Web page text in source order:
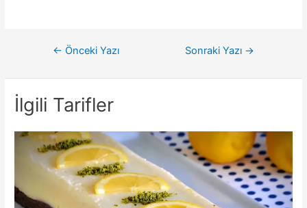
← Önceki Yazı Sonraki Yazı →
İlgili Tarifler